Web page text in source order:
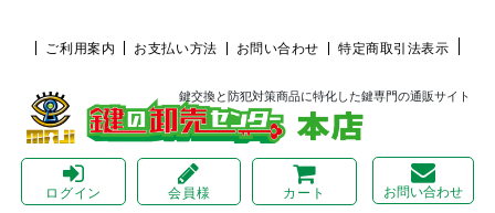
ご利用案内 お支払い方法 お問い合わせ 特定商取引法表示
鍵交換と防犯対策商品に特化した鍵専門の通販サイト
ログイン 会員様 カート お問い合わせ